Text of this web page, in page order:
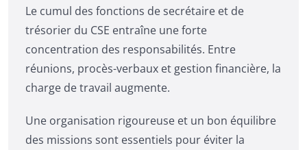
Le cumul des fonctions de secrétaire et de
trésorier du CSE entraîne une forte
concentration des responsabilités. Entre
réunions, procès-verbaux et gestion financière, la
charge de travail augmente.
Une organisation rigoureuse et un bon équilibre
des missions sont essentiels pour éviter la